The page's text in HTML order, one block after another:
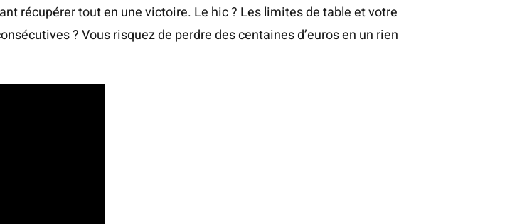
récupérer tout en une victoire. Le hic ? Les limites de table et votre
? Vous risquez de perdre des centaines d’euros en un rien